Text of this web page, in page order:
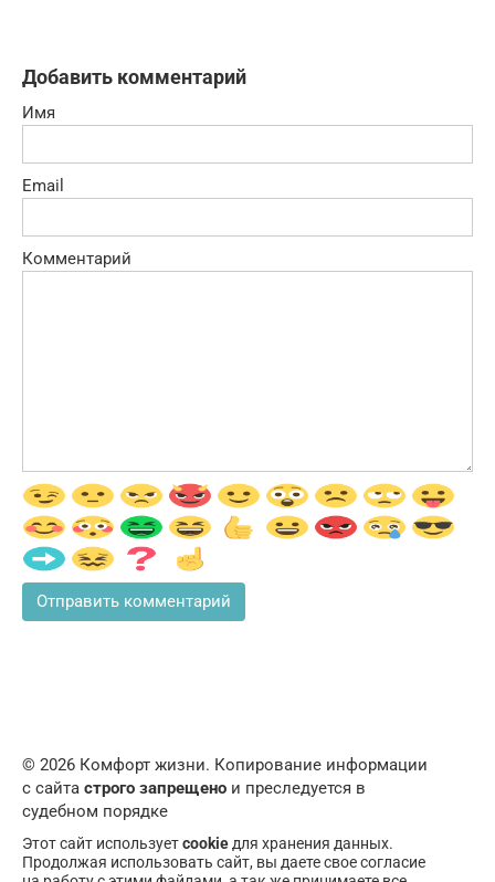
Добавить комментарий
Имя
Email
Комментарий
© 2026 Комфорт жизни. Копирование информации
с сайта строго запрещено и преследуется в
судебном порядке
Этот сайт используетcookie для хранения данных.
Продолжая использовать сайт, вы даете свое согласие